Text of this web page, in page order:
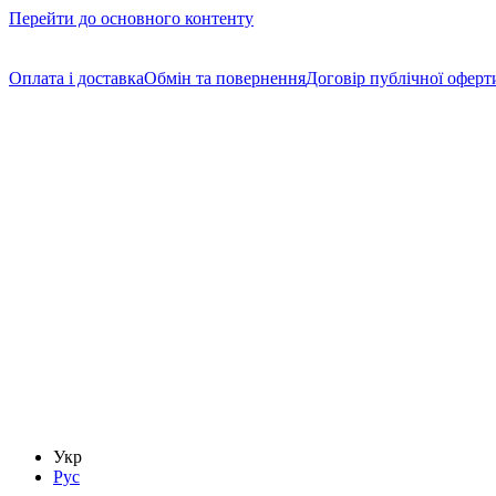
Перейти до основного контенту
Оплата і доставкаОбмін та поверненняДоговір публічної
Укр
Рус